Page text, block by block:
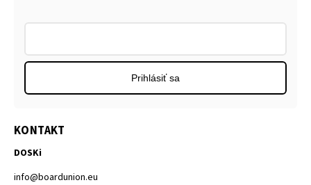
KONTAKT
DOSKi
info@boardunion.eu
Prihlásiť sa